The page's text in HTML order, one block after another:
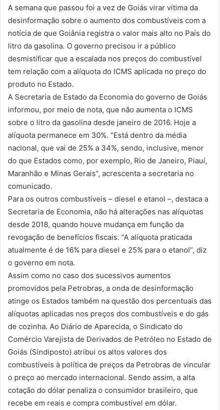
A semana que passou foi a vez de Goiás virar vítima da
desinformação sobre o aumento dos combustíveis com a
notícia de que Goiânia registra o valor mais alto no País do
litro da gasolina. O governo precisou ir a público
desmistificar que a escalada nos preços do combustível
tem relação com a alíquota do ICMS aplicada no preço do
produto no Estado.
A Secretaria de Estado da Economia do governo de Goiás
informou, por meio de nota, que não aumenta o ICMS
sobre o litro da gasolina desde janeiro de 2016. Hoje a
alíquota permanece em 30%. “Está dentro da média
nacional, que vai de 25% a 34%, sendo, inclusive, menor
do que Estados como, por exemplo, Rio de Janeiro, Piauí,
Maranhão e Minas Gerais”, acrescenta a secretaria no
comunicado.
Para os outros combustíveis – diesel e etanol –, destaca a
Secretaria de Economia, não há alterações nas alíquotas
desde 2018, quando houve mudança em função da
revogação de benefícios fiscais. “A alíquota praticada
atualmente é de 16% para diesel e 25% para o etanol”, diz
o governo em nota.
Assim como no caso dos sucessivos aumentos
promovidos pela Petrobras, a onda de desinformação
atinge os Estados também na questão dos percentuais das
alíquotas aplicadas nos preços dos combustíveis e do gás
de cozinha. Ao Diário de Aparecida, o Sindicato do
Comércio Varejista de Derivados de Petróleo no Estado de
Goiás (Sindiposto) atribui os altos valores dos
combustíveis à política de preços da Petrobras de vincular
o preço ao mercado internacional. Sendo assim, a alta
cotação do dólar penaliza o consumidor brasileiro, que
recebe em reais e compra combustível em dólar.